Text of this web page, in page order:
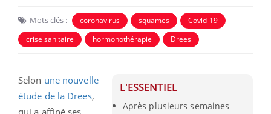
Mots clés : coronavirus squames
Covid-19
crise sanitaire
hormonothérapie Drees
L'ESSENTIEL
Après plusieurs semaines
Selon une nouvelle
étude de la Drees,
qui a affiné ses